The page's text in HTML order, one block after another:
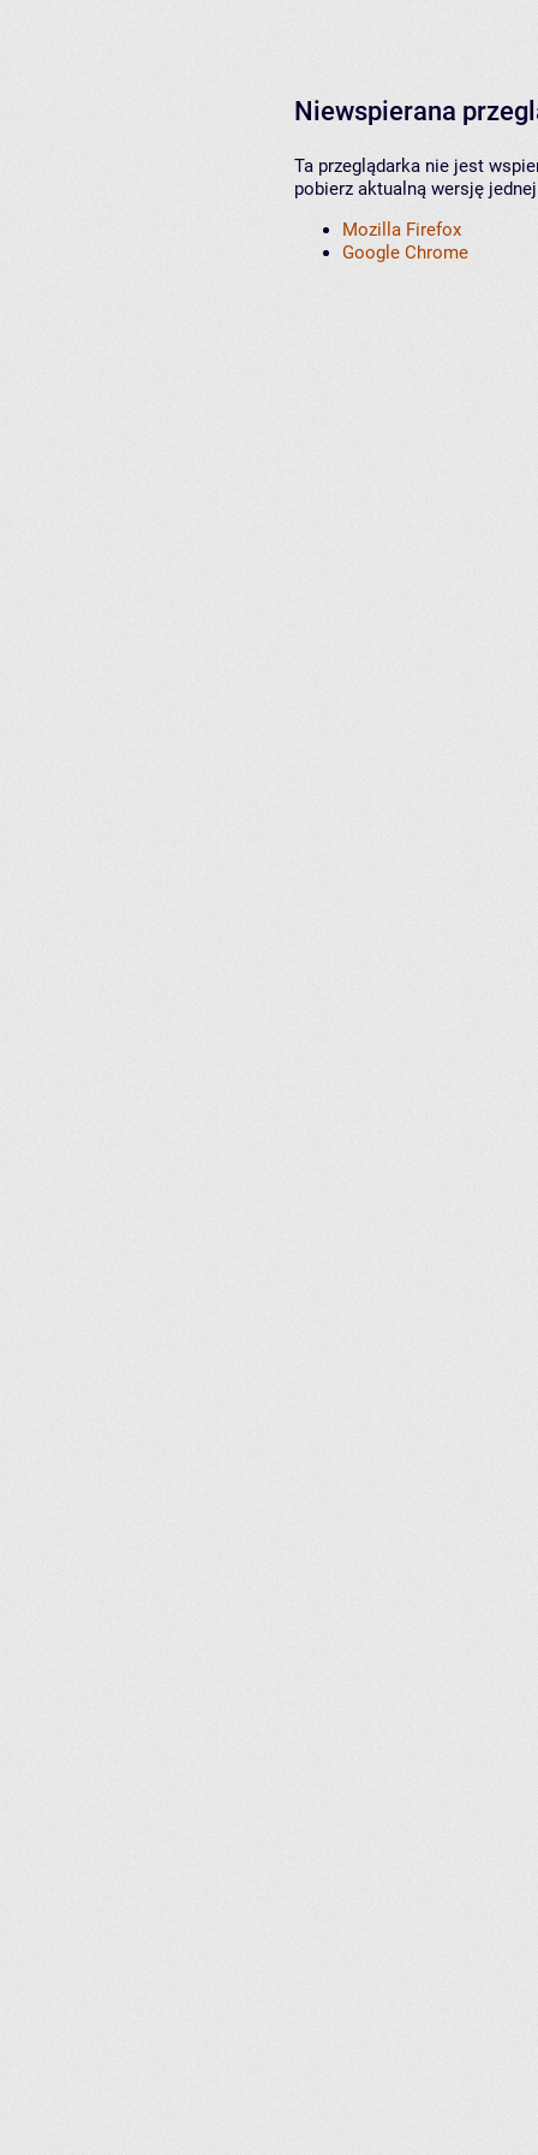
Niewspierana
Ta przeglądarka nie jest
pobierz aktualną wersję
Mozilla Firefox
Google Chrome